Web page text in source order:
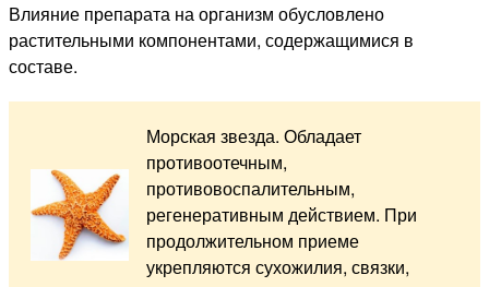
Влияние препарата на организм обусловлено
растительными компонентами, содержащимися в
составе.
Морская звезда. Обладает
противоотечным,
противовоспалительным,
регенеративным действием. При
продолжительном приеме
укрепляются сухожилия, связки,